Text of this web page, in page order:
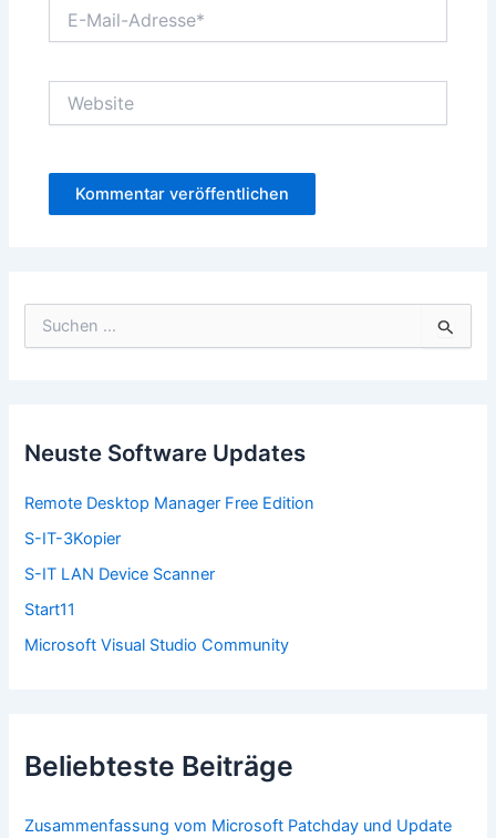
Mail-
n
h
:
Neuste Software Updates
Remote Desktop Manager Free Edition
S-IT-3Kopier
S-IT LAN Device Scanner
Start11
Microsoft Visual Studio Community
Beliebteste Beiträge
Zusammenfassung vom Microsoft Patchday und Update